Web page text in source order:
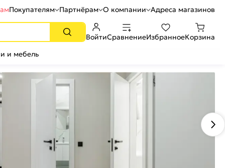
Покупателям Партнёрам О компании Адреса магазинов
ВойтиСравнениеИзбранноеКорзина
и мебель